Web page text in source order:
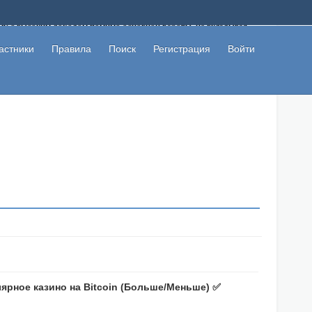
с высоким доходом помимо основной работы, не вкладывая
не попались на развод. Вы сможете начать зарабатывать
прибыль не заставит себя долго ждать.
Правила Поиск Регистрация Войти
казино на Bitcoin (Больше/Меньше) ✅